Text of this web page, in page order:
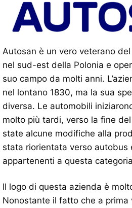
Autosan è un vero veterano
nel sud-est della Polonia e
suo campo da molti anni.
nel lontano 1830, ma la sua
diversa. Le automobili
molto più tardi, verso la fine
state alcune modifiche alla
stata riorientata verso autobus
appartenenti a questa
Il logo di questa azienda è
Nonostante il fatto che a